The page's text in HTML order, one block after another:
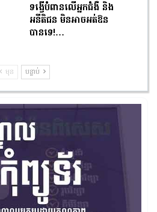
ទង្វើបំពានលើអ្នកជំងឺ និង
អនីតិជន មិនអាចអត់ឱន
បានទេ!…
មុន បន្ទាប់